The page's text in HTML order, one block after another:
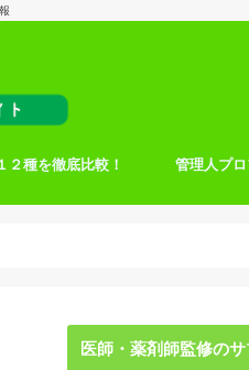
２種を徹底比較！ 管理人プ
医師・薬剤師監修のサ